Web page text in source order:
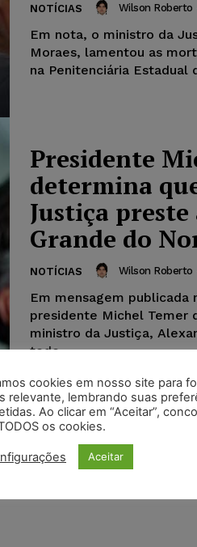
NOTÍCIAS Wilson Roberto
Em nota, o ministro da
Moraes, lamentou as
na Penitenciária Estadual
Presidente
determina
Justiça
Grande do
NOTÍCIAS Wilson Roberto
Em mensagem
presidente Michel Temer
ministro da Justiça,
todo...
cookies em nosso site para
relevante, lembrando suas
Ao clicar em “Aceitar”,
os cookies.
Aceitar